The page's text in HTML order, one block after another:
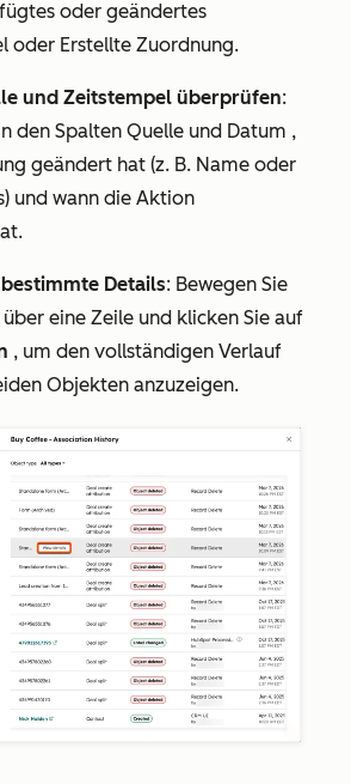
oder geändertes
oder Erstellte Zuordnung.
und Zeitstempel überprüfen:
den Spalten Quelle und Datum ,
geändert hat (z. B. Name oder
und wann die Aktion
Details: Bewegen Sie
eine Zeile und klicken Sie auf
, um den vollständigen Verlauf
Objekten anzuzeigen.